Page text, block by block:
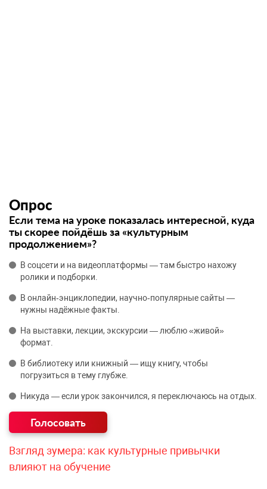
Опрос
Если тема на уроке показалась интересной, куда
ты скорее пойдёшь за «культурным
продолжением»?
В соцсети и на видеоплатформы — там быстро нахожу
ролики и подборки.
В онлайн‑энциклопедии, научно‑популярные сайты —
нужны надёжные факты.
На выставки, лекции, экскурсии — люблю «живой»
формат.
В библиотеку или книжный — ищу книгу, чтобы
погрузиться в тему глубже.
Никуда — если урок закончился, я переключаюсь на отдых.
Взгляд зумера: как культурные привычки
влияют на обучение